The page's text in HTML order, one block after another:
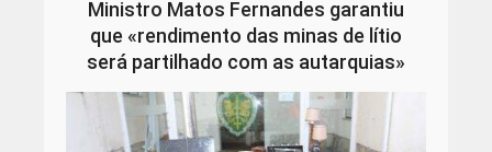
Ministro Matos Fernandes garantiu
que «rendimento das minas de lítio
será partilhado com as autarquias»